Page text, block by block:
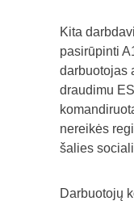
Kita
pasirūpinti
darbuotojas
draudimu
nereikės
šalies
Darbuotojų